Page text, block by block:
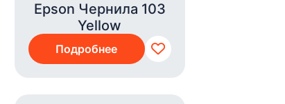
Epson Чернила 103
Yellow
Подробнее